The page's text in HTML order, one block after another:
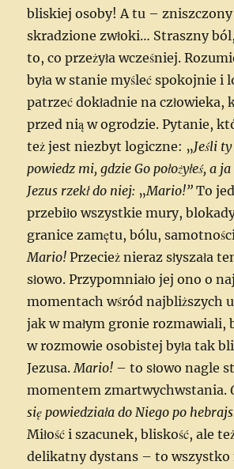
bliskiej osoby! A tu –
skradzione zwłoki… Straszny
to, co przeżyła wcześniej.
była w stanie myśleć spokojnie i
patrzeć dokładnie na człowieka,
przed nią w ogrodzie. Pytanie,
też jest niezbyt logiczne: „Jeśli ty
powiedz mi, gdzie Go położyłeś, a
Jezus rzekł do niej: „Mario!” To
przebiło wszystkie mury,
granice zamętu, bólu,
Mario! Przecież nieraz słyszała
słowo. Przypomniało jej ono o
momentach wśród najbliższych
jak w małym gronie rozmawiali,
w rozmowie osobistej była tak
Jezusa. Mario! – to słowo nagle
momentem zmartwychwstania.
się powiedziała do Niego po
Miłość i szacunek, bliskość, ale
delikatny dystans – to wszystko